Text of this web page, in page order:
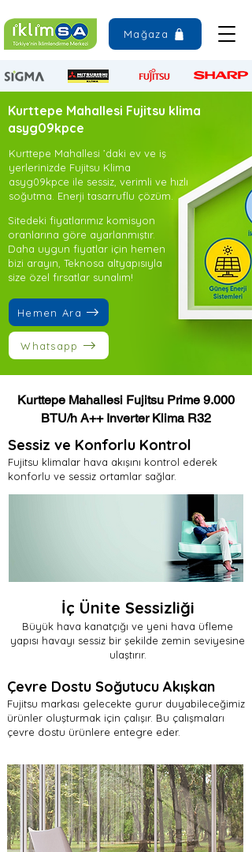
Mağaza
Kurttepe Mahallesi Fujitsu klima
asyg09kpce
Kurttepe Mahallesi ’daki ev ve iş
yerlerinizde Fujitsu Klima
asyg09kpce ile sessiz, verimli ve hızlı
soğutma. Enerji tasarruflu çözüm.
Sitedeki fiyatlarımız komisyon
oranlarına göre ayarlanmıştır.
Daha uygun fiyatlar için hemen
bizi arayın, Teknosa altyapısıyla
size özel fırsatlar sunalım!
Hemen Ara
Whatsapp
Kurttepe Mahallesi Fujitsu Prime 9.000
BTU/h A++ Inverter Klima R32
Sessiz ve Konforlu Kontrol
Fujitsu klimalar hava akışını kontrol ederek
konforlu ve sessiz ortamlar sağlar.
İç Ünite Sessizliği
Büyük hava kanatçığı ve yeni hava üfleme
yapısı havayı sessiz bir şekilde zemin seviyesine
ulaştırır.
Çevre Dostu Soğutucu Akışkan
Fujitsu markası gelecekte gurur duyabileceğimiz
ürünler oluşturmak için çalışır. Bu çalışmaları
çevre dostu ürünlere entegre eder.